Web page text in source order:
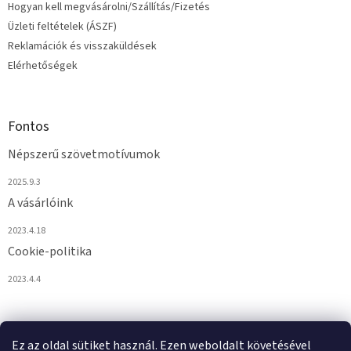
Ez az oldal sütiket használ. Ezen weboldalt követésével
Hogyan kell megvásárolni/Szállítás/Fizetés
Üzleti feltételek (ÁSZF)
Reklamációk és visszaküldések
Elérhetőségek
Fontos
Népszerű szövetmotívumok
2025.9.3
A vásárlóink
2023.4.18
Cookie-politika
2023.4.4